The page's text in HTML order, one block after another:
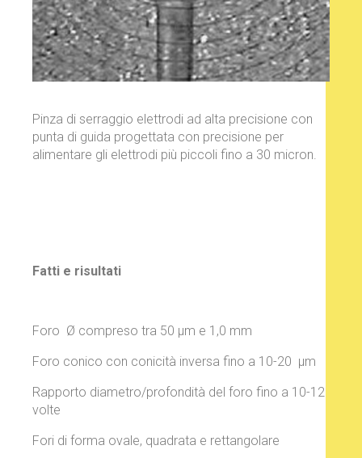
Pinza di serraggio elettrodi ad alta precisione con
punta di guida progettata con precisione per
alimentare gli elettrodi più piccoli fino a 30 micron.
Fatti e risultati
Foro Ø compreso tra 50 µm e 1,0 mm
Foro conico con conicità inversa fino a 10-20 µm
Rapporto diametro/profondità del foro fino a 10-12
volte
Fori di forma ovale, quadrata e rettangolare